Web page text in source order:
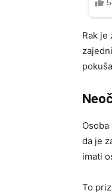
Rak je
da je
imati
To